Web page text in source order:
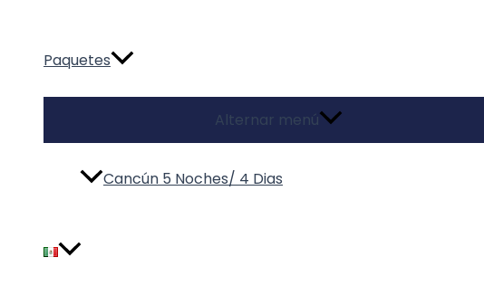
Paquetes
Alternar menú
Cancún 5 Noches/ 4 Dias